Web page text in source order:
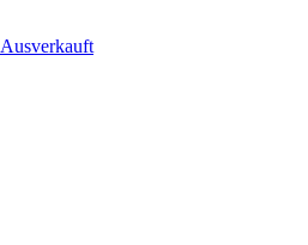
Ausverkauft